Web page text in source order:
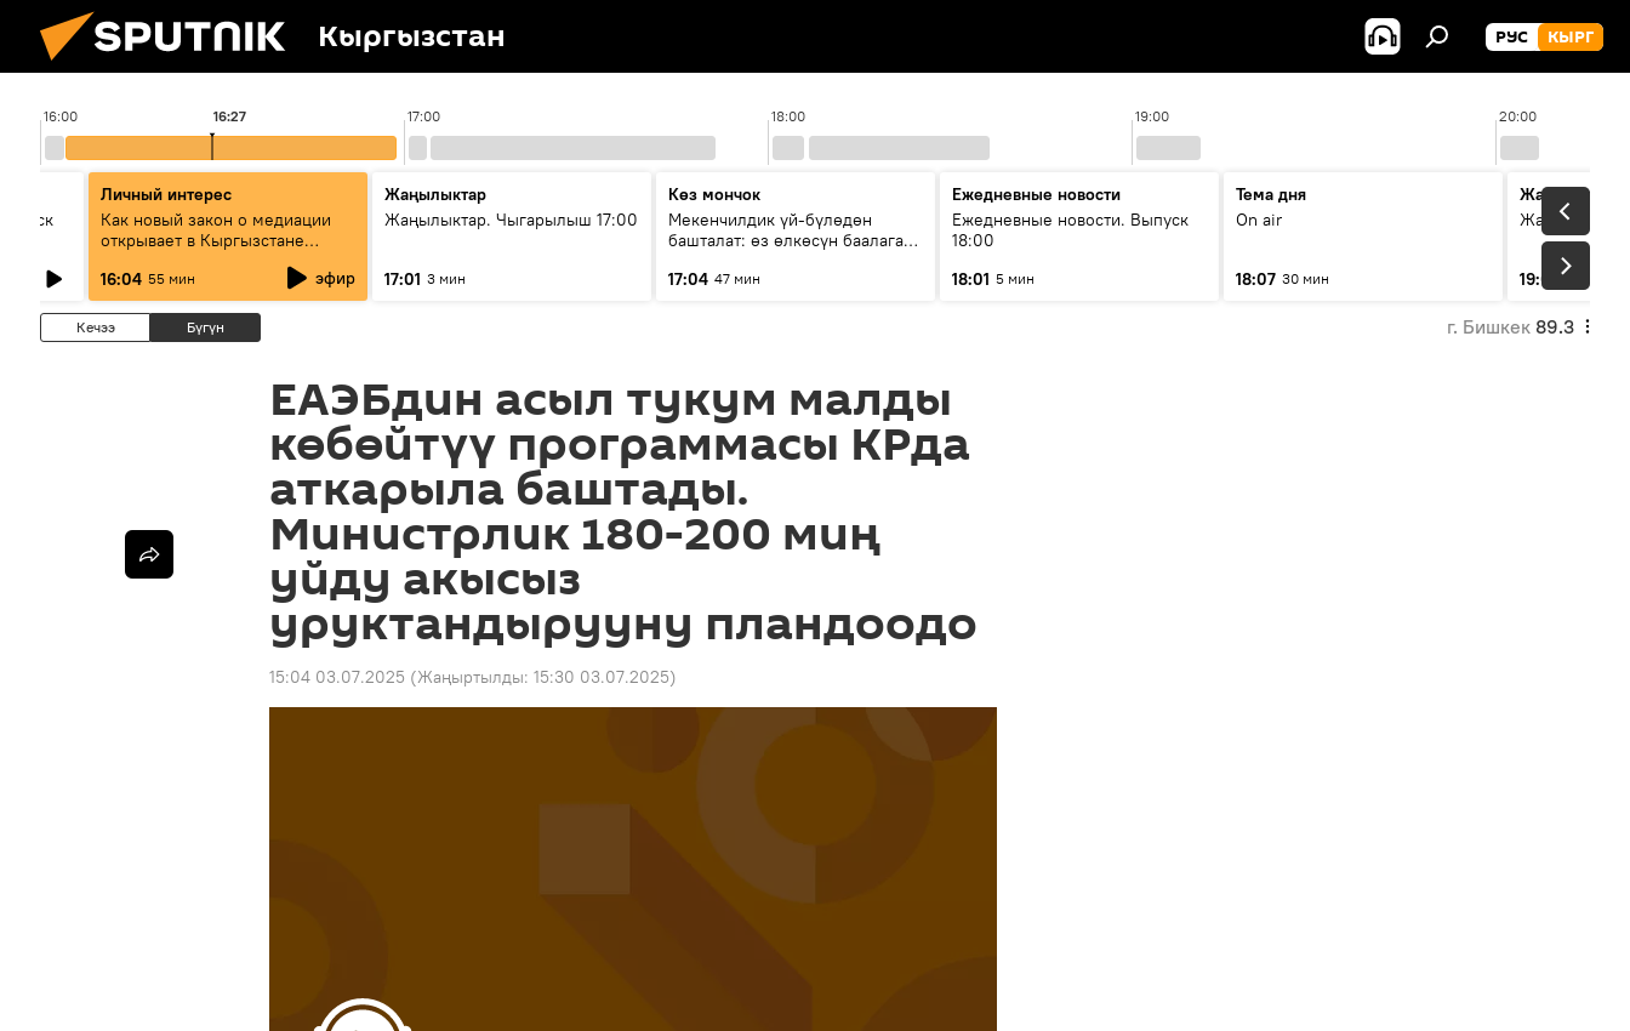
Кыргызстан РУС КЫРГ
16:00 17:00 18:00 19:00 20:00
16:27
Личный интерес
Как новый закон о медиации
открывает в Кыргызстане
16:04 55 мин эфир
Жаңылыктар
Жаңылыктар. Чыгарылыш 17:00
17:01 3 мин
Көз мончок
Мекенчилдик үй-бүлөдөн
башталат: өз өлкөсүн баалаган
керек?
17:04 47 мин
Ежедневные новости
Ежедневные новости. Выпуск
18:00
18:01 5 мин
Тема дня
On air
18:07 30 мин
Жаңылыктар
19:01 11 мин
Кечээ Бүгүн г. Бишкек 89.3
ЕАЭБдин асыл тукум малды
көбөйтүү программасы КРда
аткарыла баштады.
Министрлик 180-200 миң
уйду акысыз
уруктандырууну пландоодо
15:04 03.07.2025 (Жаңыртылды: 15:30 03.07.2025)